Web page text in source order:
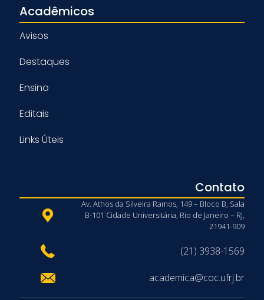
Acadêmicos
Avisos
Destaques
Ensino
Editais
Links Úteis
Contato
Av. Athos da Silveira Ramos, 149 – Bloco B, Sala
B-101 Cidade Universitária, Rio de Janeiro – RJ,
21941-909
(21) 3938-1569
academica@coc.ufrj.br